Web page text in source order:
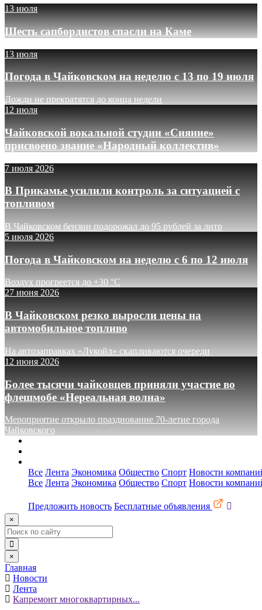
13 июля
Шесть сапбордистов спасли на Каме
13 июля
Погода в Чайковском на неделю с 13 по 19 июля
Дожди не прекратятся до конца недели
12 июля
Чайковской вокальной студии «Сияние»
присвоено звание «Народный коллектив»
7 июля 2026
В Прикамье усилили контроль за ситуацией с
топливом
В Чайковском бензин подорожал до 95 рублей за литр
5 июля 2026
Погода в Чайковском на неделю с 6 по 12 июля
Воздух прогреется до +30 °C
27 июня 2026
В Чайковском резко выросли цены на
автомобильное топливо
На автозаправках «Лукойл» скапливаются очереди
12 июня 2026
Более тысячи чайковцев приняли участие во
флешмобе «Нереальная волна»
Мероприятие открыло празднование 70-летие города
Чайковского
Все Лента Экономика Общество Спорт Новости
Все Лента Экономика Общество Спорт Новости
Предложить новость Бесплатные объявления
×
×
Главная
Новости
Лента
Капремонт многоквартирных...